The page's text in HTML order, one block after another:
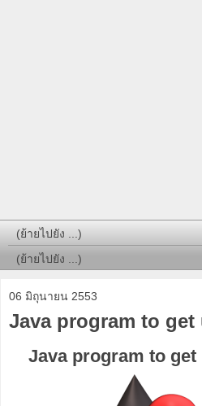
06 มิถุนายน 2553
Java program to
Java program to